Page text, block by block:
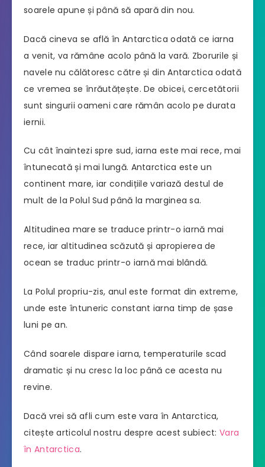
soarele apune și până să apară din nou.
Dacă cineva se află în Antarctica odată ce iarna
a venit, va rămâne acolo până la vară. Zborurile și
navele nu călătoresc către și din Antarctica odată
ce vremea se înrăutățește. De obicei, cercetătorii
sunt singurii oameni care rămân acolo pe durata
iernii.
Cu cât înaintezi spre sud, iarna este mai rece, mai
întunecată și mai lungă. Antarctica este un
continent mare, iar condițiile variază destul de
mult de la Polul Sud până la marginea sa.
Altitudinea mare se traduce printr-o iarnă mai
rece, iar altitudinea scăzută și apropierea de
ocean se traduc printr-o iarnă mai blândă.
La Polul propriu-zis, anul este format din extreme,
unde este întuneric constant iarna timp de șase
luni pe an.
Când soarele dispare iarna, temperaturile scad
dramatic și nu cresc la loc până ce acesta nu
revine.
Dacă vrei să afli cum este vara în Antarctica,
citește articolul nostru despre acest subiect:Vara
în Antarctica.